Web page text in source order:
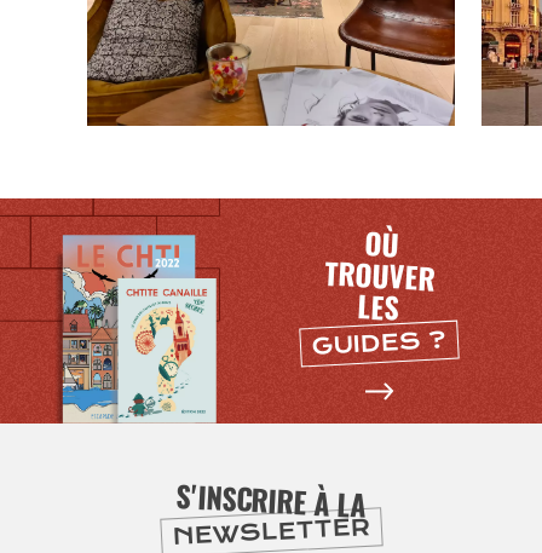
DIVERTIR
OÙ
TROUVER
LES
GUIDES ?
S'INSCRIRE À LA
NEWSLETTER